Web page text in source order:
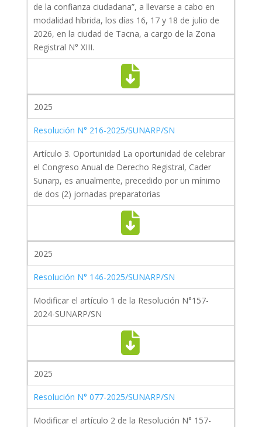
de la confianza ciudadana”, a llevarse a cabo en
modalidad híbrida, los días 16, 17 y 18 de julio de
2026, en la ciudad de Tacna, a cargo de la Zona
Registral N° XIII.
2025
Resolución N° 216-2025/SUNARP/SN
Artículo 3. Oportunidad La oportunidad de celebrar
el Congreso Anual de Derecho Registral, Cader
Sunarp, es anualmente, precedido por un mínimo
de dos (2) jornadas preparatorias
2025
Resolución N° 146-2025/SUNARP/SN
Modificar el artículo 1 de la Resolución N°157-
2024-SUNARP/SN
2025
Resolución N° 077-2025/SUNARP/SN
Modificar el artículo 2 de la Resolución N° 157-